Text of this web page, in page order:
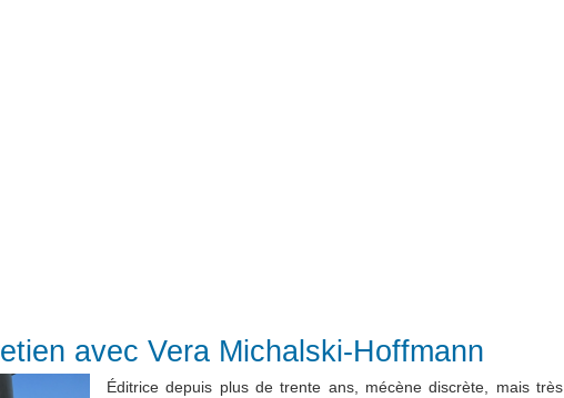
avec Vera Michalski-Hoffmann
Éditrice depuis plus de trente ans, mécène discrète, mais très